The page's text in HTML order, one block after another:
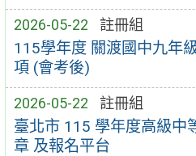
2026-05-22 註冊組
115學年度 關渡國中九年
項 (會考後)
2026-05-22 註冊組
臺北市 115 學年度高級中
章 及報名平台